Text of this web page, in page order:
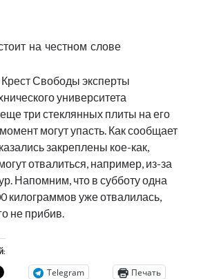
на честном слове
Свободы эксперты
университета
три стеклянных плиты на его
могут упасть. Как сообщает
закреплены кое-как,
отвалиться, например, из-за
Напомним, что в субботу одна
килограммов уже отвалилась,
не прибив.
Telegram Печать